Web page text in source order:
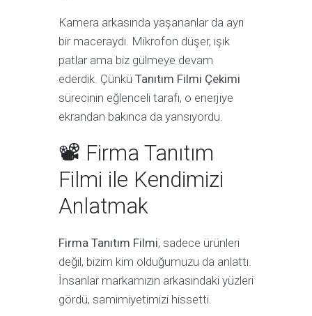
Kamera arkasında yaşananlar da ayrı
bir maceraydı. Mikrofon düşer, ışık
patlar ama biz gülmeye devam
ederdik. Çünkü Tanıtım Filmi Çekimi
sürecinin eğlenceli tarafı, o enerjiye
ekrandan bakınca da yansıyordu.
📽 Firma Tanıtım
Filmi ile Kendimizi
Anlatmak
Firma Tanıtım Filmi, sadece ürünleri
değil, bizim kim olduğumuzu da anlattı.
İnsanlar markamızın arkasındaki yüzleri
gördü, samimiyetimizi hissetti.